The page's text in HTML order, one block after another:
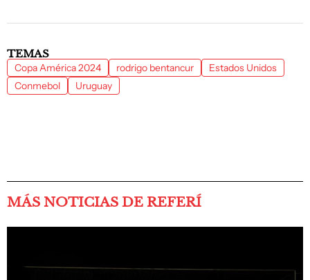
TEMAS
Copa América 2024 rodrigo bentancur
Estados Unidos
Conmebol
Uruguay
MÁS NOTICIAS DE REFERÍ